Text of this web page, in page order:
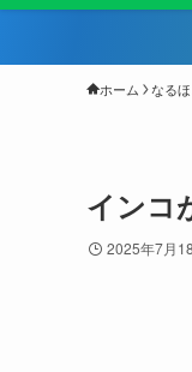
ホーム なる
インコ
2025年7月